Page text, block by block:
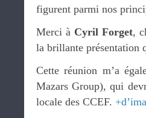
figurent parmi nos
Merci à Cyril Forget,
la brillante présentation
Cette réunion m’a
Mazars Group), qui
locale des CCEF.